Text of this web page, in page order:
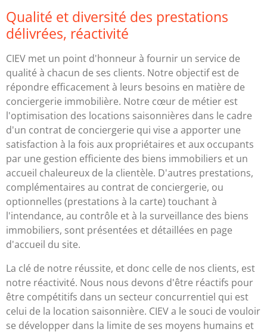
Qualité et diversité des prestations
délivrées, réactivité
CIEV met un point d'honneur à fournir un service de
qualité à chacun de ses clients. Notre objectif est de
répondre efficacement à leurs besoins en matière de
conciergerie immobilière. Notre cœur de métier est
l'optimisation des locations saisonnières dans le cadre
d'un contrat de conciergerie qui vise a apporter une
satisfaction à la fois aux propriétaires et aux occupants
par une gestion efficiente des biens immobiliers et un
accueil chaleureux de la clientèle. D'autres prestations,
complémentaires au contrat de conciergerie, ou
optionnelles (prestations à la carte) touchant à
l'intendance, au contrôle et à la surveillance des biens
immobiliers, sont présentées et détaillées en page
d'accueil du site.
La clé de notre réussite, et donc celle de nos clients, est
notre réactivité. Nous nous devons d'être réactifs pour
être compétitifs dans un secteur concurrentiel qui est
celui de la location saisonnière. CIEV a le souci de vouloir
se développer dans la limite de ses moyens humains et